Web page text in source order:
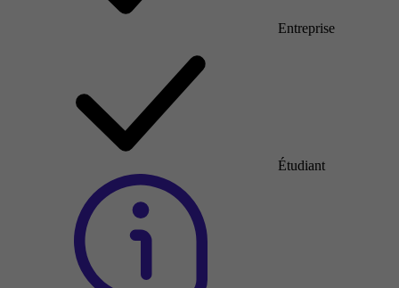
Entreprise
Étudiant